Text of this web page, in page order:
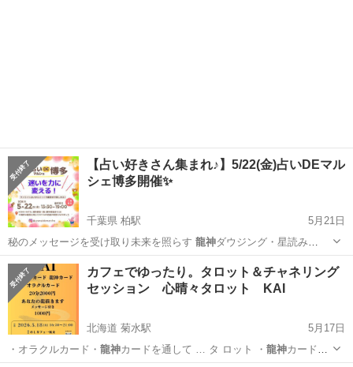
【占い好きさん集まれ♪】5/22(金)占いDEマル
シェ博多開催✨
千葉県 柏駅
5月21日
秘のメッセージを受け取り未来を照らす 龍神ダウジング・星読み
②COPI先生…
千葉 柏市 その他 マルシェ
カフェでゆったり。タロット＆チャネリング
セッション 心晴々タロット KAI
北海道 菊水駅
5月17日
・オラクルカード・ 龍神 カードを通して … タ ロット ・ 龍神カードか